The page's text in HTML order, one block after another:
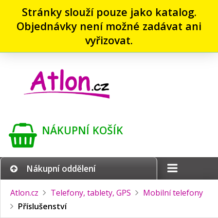
Stránky slouží pouze jako katalog.
Objednávky není možné zadávat ani
vyřizovat.
NÁKUPNÍ KOŠÍK
Nákupní oddělení
Atlon.cz Telefony, tablety, GPS
Mobilní telefony
Příslušenství